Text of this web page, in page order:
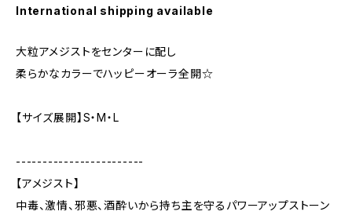
International shipping available
大粒アメジストをセンターに配し
柔らかなカラーでハッピーオーラ全開☆
【サイズ展開】S・M・L
------------------------
【アメジスト】
中毒、激情、邪悪、酒酔いから持ち主を守るパワーアップストーン